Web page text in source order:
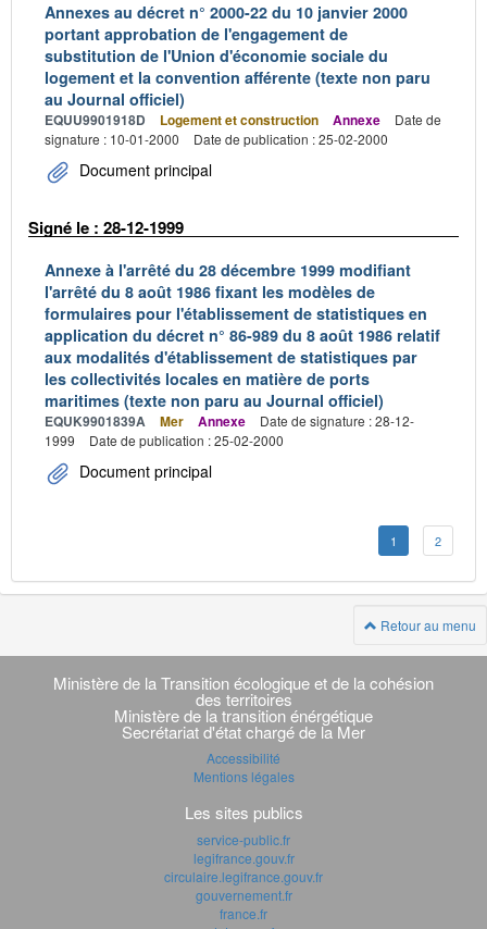
Annexes au décret n° 2000-22 du 10 janvier 2000
portant approbation de l'engagement de
substitution de l'Union d'économie sociale du
logement et la convention afférente (texte non paru
au Journal officiel)
EQUU9901918D Logement et construction Annexe
Date de
signature : 10-01-2000
Date de publication : 25-02-2000
Document principal
Signé le : 28-12-1999
Annexe à l'arrêté du 28 décembre 1999 modifiant
l'arrêté du 8 août 1986 fixant les modèles de
formulaires pour l'établissement de statistiques en
application du décret n° 86-989 du 8 août 1986 relatif
aux modalités d'établissement de statistiques par
les collectivités locales en matière de ports
maritimes (texte non paru au Journal officiel)
EQUK9901839A Mer Annexe
Date de signature : 28-12-
1999
Date de publication : 25-02-2000
Document principal
1 2
Retour au menu
Navigation
transverse
Ministère de la Transition écologique et de la cohésion
des territoires
Ministère de la transition énérgétique
Secrétariat d'état chargé de la Mer
Accessibilité
Mentions légales
Les sites publics
service-public.fr
legifrance.gouv.fr
circulaire.legifrance.gouv.fr
gouvernement.fr
france.fr